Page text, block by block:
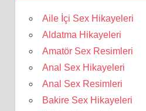
Aile İçi Sex Hikayeleri
Aldatma Hikayeleri
Amatör Sex Resimleri
Anal Sex Hikayeleri
Anal Sex Resimleri
Bakire Sex Hikayeleri